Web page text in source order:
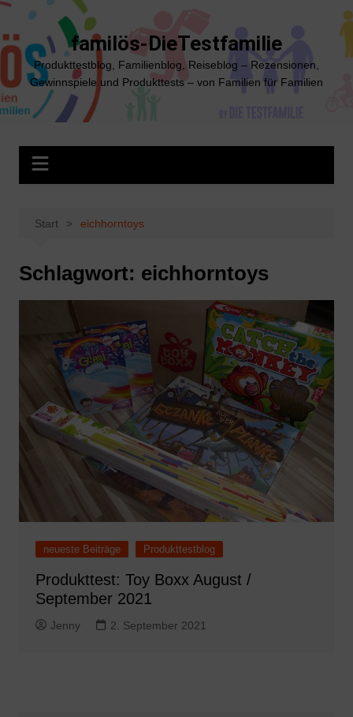
Zum
springen
familös-DieTestfamilie
Produkttestblog, Familienblog, Reiseblog – Rezensionen,
Gewinnspiele und Produkttests – von Familien für Familien
Start eichhorntoys
Schlagwort: eichhorntoys
neueste Beiträge Produkttestblog
Produkttest: Toy Boxx August /
September 2021
Jenny 2. September 2021